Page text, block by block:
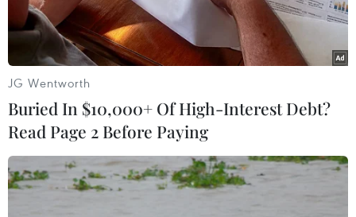
bổ sung.
JG Wentworth
Buried In $10,000+ Of High-Interest Debt?
Read Page 2 Before Paying